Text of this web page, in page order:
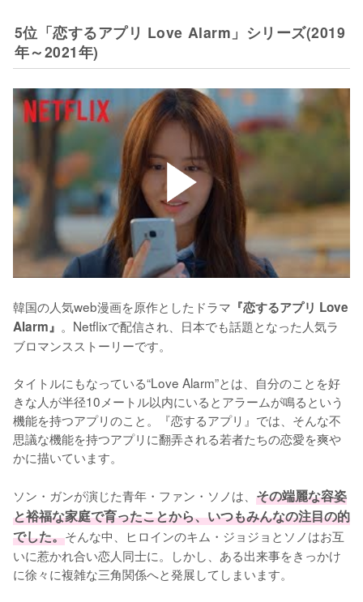
5位「恋するアプリ Love Alarm」シリーズ(2019
年～2021年)
韓国の人気web漫画を原作としたドラマ 『恋するアプリ Love
Alarm』 。Netflixで配信され、日本でも話題となった人気ラ
ブロマンスストーリーです。
タイトルにもなっている“Love Alarm”とは、自分のことを好
きな人が半径10メートル以内にいるとアラームが鳴るという
機能を持つアプリのこと。『恋するアプリ』では、そんな不
思議な機能を持つアプリに翻弄される若者たちの恋愛を爽や
かに描いています。
ソン・ガンが演じた青年・ファン・ソノは、 その端麗な容姿
と裕福な家庭で育ったことから、いつもみんなの注目の的
でした。そんな中、ヒロインのキム・ジョジョとソノはお互
いに惹かれ合い恋人同士に。しかし、ある出来事をきっかけ
に徐々に複雑な三角関係へと発展してしまいます。